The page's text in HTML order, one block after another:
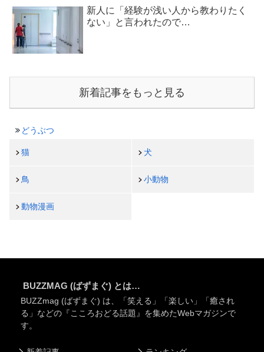
新人に「経験が浅い人から教わりたく
ない」と言われたので…
新着記事をもっと見る
どうぶつ
猫 犬
鳥 小動物
動物漫画
BUZZMAG (ばずまぐ) とは…
BUZZmag (ばずまぐ) は、「笑える」「楽しい」「癒され
る」などの『こころおどる話題』を集めたWebマガジンで
す。